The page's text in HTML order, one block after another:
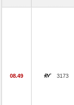
08.49 3173